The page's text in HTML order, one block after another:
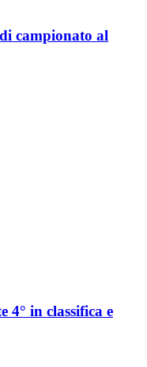
campionato al
4° in classifica e